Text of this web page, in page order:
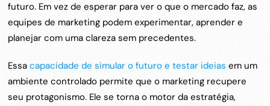
futuro. Em vez de esperar para ver o que o mercado faz, as
equipes de marketing podem experimentar, aprender e
planejar com uma clareza sem precedentes.
Essa capacidade de simular o futuro e testar ideias em um
ambiente controlado permite que o marketing recupere
seu protagonismo. Ele se torna o motor da estratégia,